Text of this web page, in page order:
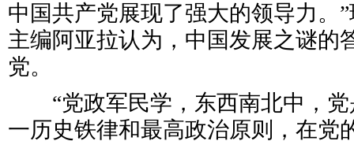
中国共产党展现了强大的领导力。
主编阿亚拉认为，中国发展之谜的
党。
“党政军民学，东西南北中，党
一历史铁律和最高政治原则，在党